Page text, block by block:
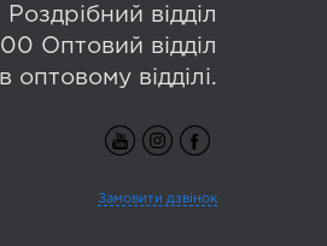
відділ
Оптовий відділ
оптовому відділі.
Замовити дзвінок